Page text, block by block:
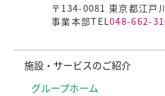
〒134-0081 東京都江戸
事業本部TEL048-662-
施設・サービスのご紹介
グループホーム